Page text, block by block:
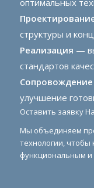
оптимальных
структуры и
Реализация —
стандартов
Сопровождение
улучшение
Оставить заявку
Мы объединяем
технологии,
функциональным и